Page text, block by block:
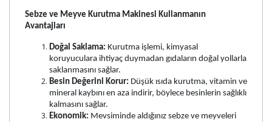
Sebze ve Meyve Kurutma Makinesi Kullanmanın
Avantajları
Doğal Saklama: Kurutma işlemi, kimyasal
koruyuculara ihtiyaç duymadan gıdaların doğal yollarla
saklanmasını sağlar.
Besin Değerini Korur: Düşük ısıda kurutma, vitamin ve
mineral kaybını en aza indirir, böylece besinlerin sağlıklı
kalmasını sağlar.
Ekonomik: Mevsiminde aldığınız sebze ve meyveleri